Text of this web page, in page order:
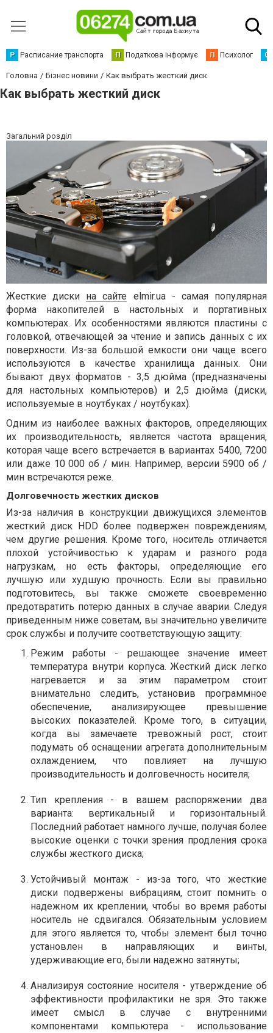
Р Расписание транспорта П Податкова інформує П Психолог С
Головна Бізнес новини Как выбрать жесткий диск
Как выбрать жесткий диск
Загальний розділ
Жесткие диски на сайте elmir.ua - самая популярная
форма накопителей в настольных и портативных
компьютерах. Их особенностями являются пластины с
головкой, отвечающей за чтение и запись данных с их
поверхности. Из-за большой емкости они чаще всего
используются в качестве хранилища данных. Они
бывают двух форматов - 3,5 дюйма (предназначены
для настольных компьютеров) и 2,5 дюйма (диски,
используемые в ноутбуках / ноутбуках).
Одним из наиболее важных факторов, определяющих
их производительность, является частота вращения,
которая чаще всего встречается в вариантах 5400, 7200
или даже 10 000 об / мин. Например, версии 5900 об /
мин встречаются реже.
Долговечность жестких дисков
Из-за наличия в конструкции движущихся элементов
жесткий диск HDD более подвержен повреждениям,
чем другие решения. Кроме того, носитель отличается
плохой устойчивостью к ударам и разного рода
нагрузкам, но есть факторы, определяющие его
лучшую или худшую прочность. Если вы правильно
подготовитесь, вы также сможете своевременно
предотвратить потерю данных в случае аварии. Следуя
приведенным ниже советам, вы значительно увеличите
срок службы и получите соответствующую защиту:
Режим работы - решающее значение имеет
температура внутри корпуса. Жесткий диск легко
нагревается и за этим параметром стоит
внимательно следить, установив программное
обеспечение, анализирующее превышение
высоких показателей. Кроме того, в ситуации,
когда вы замечаете тревожный рост, стоит
подумать об оснащении агрегата дополнительным
охлаждением, что повлияет на лучшую
производительность и долговечность носителя;
Тип крепления - в вашем распоряжении два
варианта: вертикальный и горизонтальный.
Последний работает намного лучше, получая более
высокие оценки с точки зрения продления срока
службы жесткого диска;
Устойчивый монтаж - из-за того, что жесткие
диски подвержены вибрациям, стоит помнить о
надежном их креплении, чтобы во время работы
носитель не сдвигался. Обязательным условием
для этого является то, чтобы элемент был точно
установлен в направляющих и винты,
удерживающие его, были надежно затянуты;
Анализируя состояние носителя - утверждение об
эффективности профилактики не зря. Это также
имеет смысл в случае с внутренними
компонентами компьютера - использование